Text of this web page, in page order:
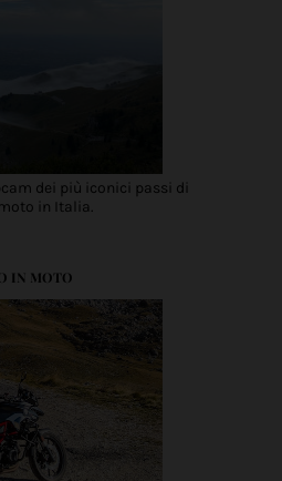
dei più iconici passi di
in Italia.
IN MOTO